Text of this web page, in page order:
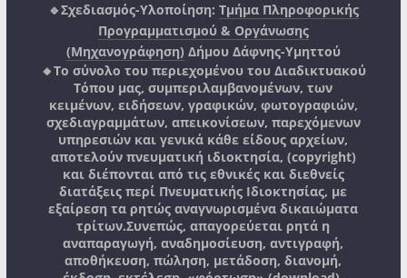
🔹Σχεδιασμός-Υλοποίηση: Τμήμα Πληροφορικής
Προγραμματισμού & Οργάνωσης
(Μηχανογράφηση) Δήμου Δάφνης-Υμηττού
🔸Το σύνολο του περιεχομένου του Διαδικτυακού
Τόπου μας, συμπεριλαμβανομένων, των
κειμένων, ειδήσεων, γραφικών, φωτογραφιών,
σχεδιαγραμμάτων, απεικονίσεων, παρεχόμενων
υπηρεσιών και γενικά κάθε είδους αρχείων,
αποτελούν πνευματική ιδιοκτησία, (copyright)
και διέπονται από τις εθνικές και διεθνείς
διατάξεις περί Πνευματικής Ιδιοκτησίας, με
εξαίρεση τα ρητώς αναγνωρισμένα δικαιώματα
τρίτων.Συνεπώς, απαγορεύεται ρητά η
αναπαραγωγή, αναδημοσίευση, αντιγραφή,
αποθήκευση, πώληση, μετάδοση, διανομή,